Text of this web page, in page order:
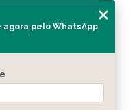
agora pelo WhatsApp